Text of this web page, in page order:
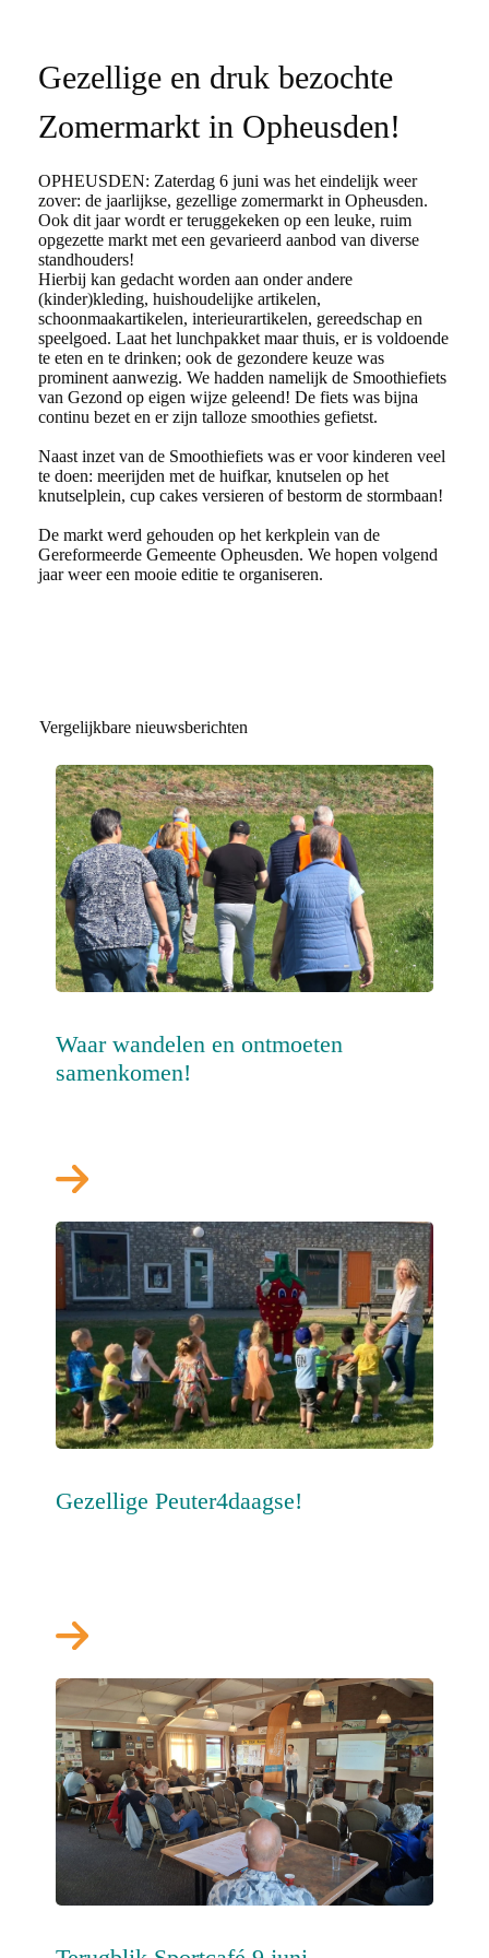
Gezellige en druk bezochte
Zomermarkt in Opheusden!
OPHEUSDEN: Zaterdag 6 juni was het eindelijk weer
zover: de jaarlijkse, gezellige zomermarkt in Opheusden.
Ook dit jaar wordt er teruggekeken op een leuke, ruim
opgezette markt met een gevarieerd aanbod van diverse
standhouders!
Hierbij kan gedacht worden aan onder andere
(kinder)kleding, huishoudelijke artikelen,
schoonmaakartikelen, interieurartikelen, gereedschap en
speelgoed. Laat het lunchpakket maar thuis, er is voldoende
te eten en te drinken; ook de gezondere keuze was
prominent aanwezig. We hadden namelijk de Smoothiefiets
van Gezond op eigen wijze geleend! De fiets was bijna
continu bezet en er zijn talloze smoothies gefietst.
Naast inzet van de Smoothiefiets was er voor kinderen veel
te doen: meerijden met de huifkar, knutselen op het
knutselplein, cup cakes versieren of bestorm de stormbaan!
De markt werd gehouden op het kerkplein van de
Gereformeerde Gemeente Opheusden. We hopen volgend
jaar weer een mooie editie te organiseren.
Vergelijkbare nieuwsberichten
Waar wandelen en ontmoeten
samenkomen!
Gezellige Peuter4daagse!